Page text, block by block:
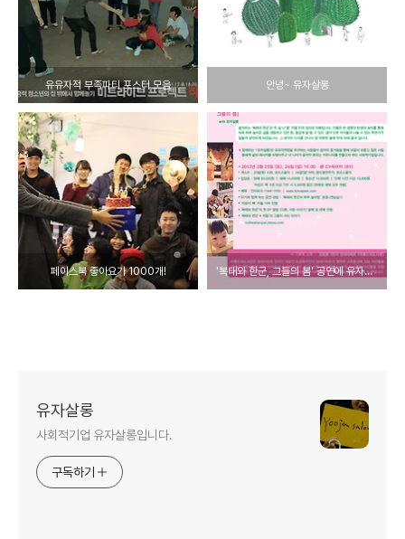
유유자적 부족파티 포스터 모음 안녕~ 유자살롱
페이스북 좋아요가 1000개! '복태와 한군, 그들의 봄' 공연에 유자살롱도 함께합니다.
유자살롱
사회적기업 유자살롱입니다.
구독하기